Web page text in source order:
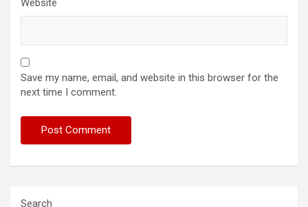
Website
Save my name, email, and website in this browser for the
next time I comment.
Search